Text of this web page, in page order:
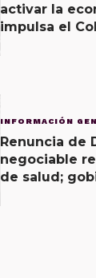
activar la
impulsa el
INFORMACIÓN
Renuncia de
negociable
de salud;